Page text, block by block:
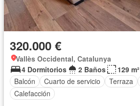
320.000 €
Vallès Occidental, Catalunya
4 Dormitorios
2 Baños
129 m²
Balcón
Cuarto de servicio Terraza
Calefacción